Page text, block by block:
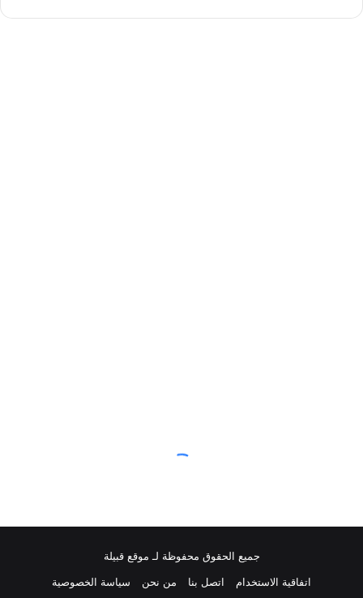
جميع الحقوق محفوظة لـ موقع قبيلة
اتفاقية الاستخدام
اتصل بنا من نحن سياسة الخصوصية